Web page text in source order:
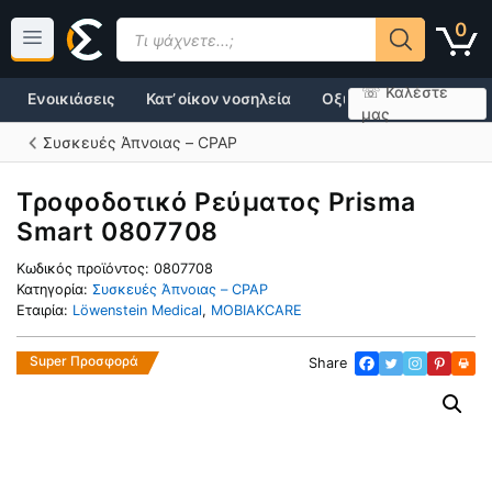
περιεχόμενο
0
Products
search
☏ Καλέστε
μας
Κατ’ οίκον νοσηλεία Οξυγονοθεραπεία
Ενοικιάσεις
Συσκευές Άπνοιας – CPAP
Τροφοδοτικό Ρεύματος Prisma
Smart 0807708
Κωδικός προϊόντος: 0807708
Κατηγορία: Συσκευές Άπνοιας – CPAP
Εταιρία: Löwenstein Medical, MOBIAKCARE
Share
Super Προσφορά